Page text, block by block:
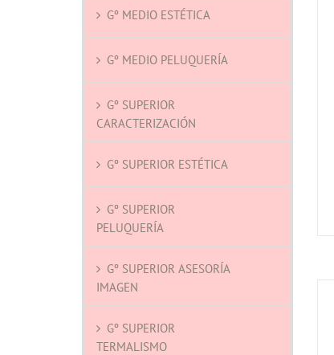
Gº MEDIO ESTÉTICA
Gº MEDIO PELUQUERÍA
Gº SUPERIOR
CARACTERIZACIÓN
Gº SUPERIOR ESTÉTICA
Gº SUPERIOR
PELUQUERÍA
Gº SUPERIOR ASESORÍA
IMAGEN
Gº SUPERIOR
TERMALISMO